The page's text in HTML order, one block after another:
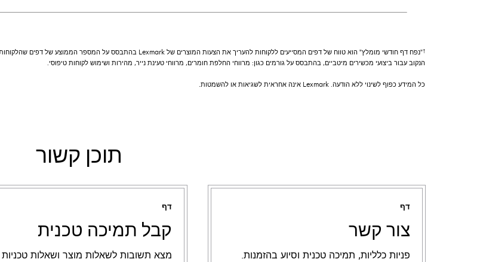
†
הנקוב עבור ביצועי מכשירים מיטביים, בהתבסס על גורמים כגון: מרווחי החלפת חומרים, מרווחי טעינת נייר, מהירות ושימוש לקוחות טיפוסי.
כל המידע כפוף לשינוי ללא הודעה. Lexmark אינה אחראית לשגיאות או להשמטות.
תוכן קשור
דף
צור קשר
פניות כלליות, תמיכה טכנית וסיוע בהזמנות.
דף
קבל תמיכה טכנית
מצא תשובות לשאלות מוצר ושאלות טכניות